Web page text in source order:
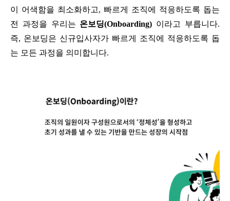
이 어색함을 최소화하고, 빠르게 조직에 적응하도록 돕는
전 과정을 우리는 온보딩(Onboarding) 이라고 부릅니다.
즉, 온보딩은 신규입사자가 빠르게 조직에 적응하도록 돕
는 모든 과정을 의미합니다.